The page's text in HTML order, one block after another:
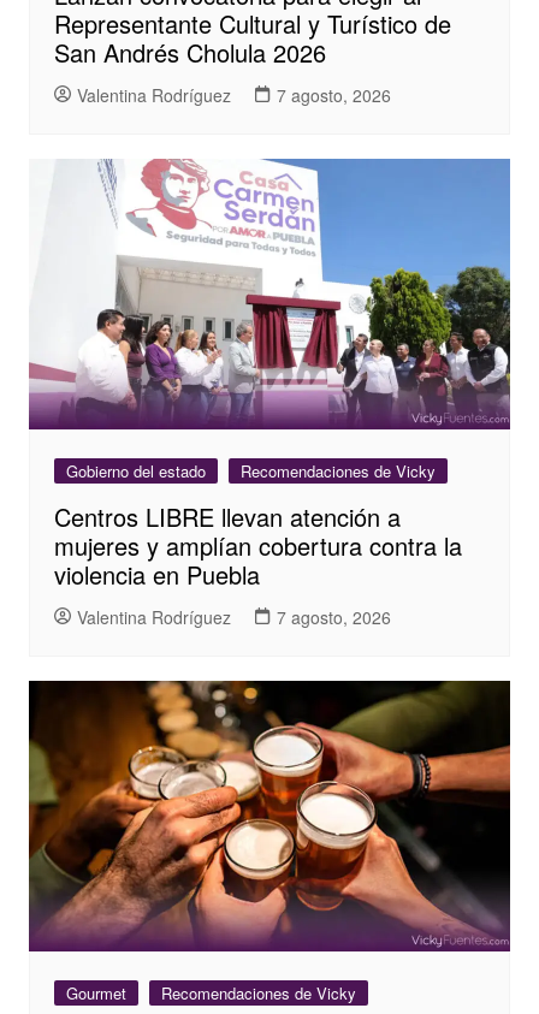
Representante Cultural y Turístico de
San Andrés Cholula 2026
Valentina Rodríguez 7 agosto, 2026
Gobierno del estado Recomendaciones de Vicky
Centros LIBRE llevan atención a
mujeres y amplían cobertura contra la
violencia en Puebla
Valentina Rodríguez 7 agosto, 2026
Gourmet Recomendaciones de Vicky